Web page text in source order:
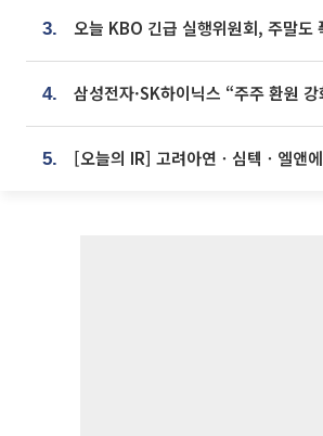
3. 오늘 KBO 긴급 실행위원회, 주말도
4. 삼성전자·SK하이닉스 “주주 환원
5. [오늘의 IR] 고려아연ㆍ심텍ㆍ엘앤